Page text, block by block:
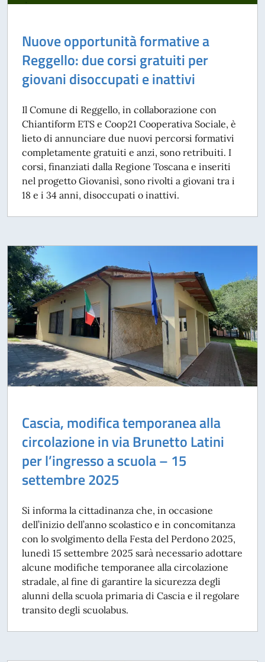
Nuove opportunità formative a
Reggello: due corsi gratuiti per
giovani disoccupati e inattivi
Il Comune di Reggello, in collaborazione con
Chiantiform ETS e Coop21 Cooperativa Sociale, è
lieto di annunciare due nuovi percorsi formativi
completamente gratuiti e anzi, sono retribuiti. I
corsi, finanziati dalla Regione Toscana e inseriti
nel progetto Giovanisì, sono rivolti a giovani tra i
18 e i 34 anni, disoccupati o inattivi.
Cascia, modifica temporanea alla
circolazione in via Brunetto Latini
per l’ingresso a scuola – 15
settembre 2025
Si informa la cittadinanza che, in occasione
dell’inizio dell’anno scolastico e in concomitanza
con lo svolgimento della Festa del Perdono 2025,
lunedì 15 settembre 2025 sarà necessario adottare
alcune modifiche temporanee alla circolazione
stradale, al fine di garantire la sicurezza degli
alunni della scuola primaria di Cascia e il regolare
transito degli scuolabus.